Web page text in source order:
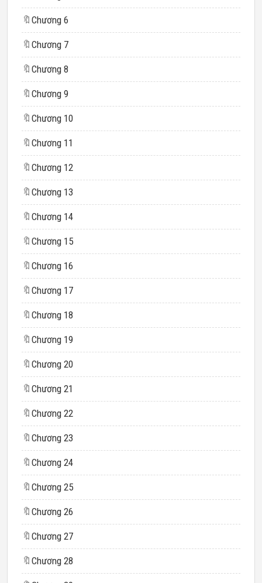
🔖 Chương 6
🔖 Chương 7
🔖 Chương 8
🔖 Chương 9
🔖 Chương 10
🔖 Chương 11
🔖 Chương 12
🔖 Chương 13
🔖 Chương 14
🔖 Chương 15
🔖 Chương 16
🔖 Chương 17
🔖 Chương 18
🔖 Chương 19
🔖 Chương 20
🔖 Chương 21
🔖 Chương 22
🔖 Chương 23
🔖 Chương 24
🔖 Chương 25
🔖 Chương 26
🔖 Chương 27
🔖 Chương 28